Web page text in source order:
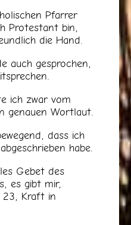
Pfarrer
Protestant bin,
die Hand.
auch gesprochen,
ich zwar vom
genauen Wortlaut.
dass ich
habe.
Gebet des
es gibt mir,
23, Kraft in